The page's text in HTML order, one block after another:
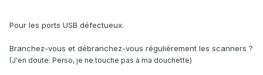
Pour les ports USB défectueux.
Branchez-vous et débranchez-vous régulièrement les scanners ?
(J'en doute. Perso, je ne touche pas à ma douchette)